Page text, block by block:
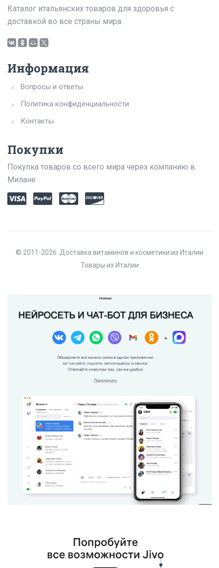
Каталог итальянских товаров для здоровья с
доставкой во все страны мира.
Информация
Вопросы и ответы
Политика конфиденциальности
Контакты
Покупки
Покупка товаров со всего мира через компанию в
Милане
© 2011-2026. Доставка витаминов и косметики из Италии
Товары из Италии